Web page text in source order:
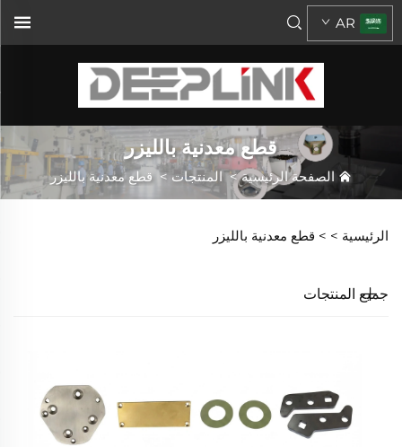
AR
قطع معدنية بالليزر
الصفحة الرئيسية>المنتجات>قطع معدنية بالليزر
الرئيسية > > قطع معدنية بالليزر
جميع المنتجات